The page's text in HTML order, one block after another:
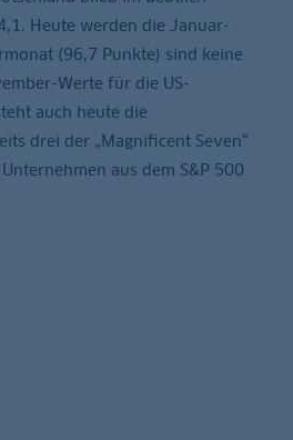
Heute werden die Januar-
(96,7 Punkte) sind keine
Werte für die US-
auch heute die
drei der „Magnificent Seven“
aus dem S&P 500